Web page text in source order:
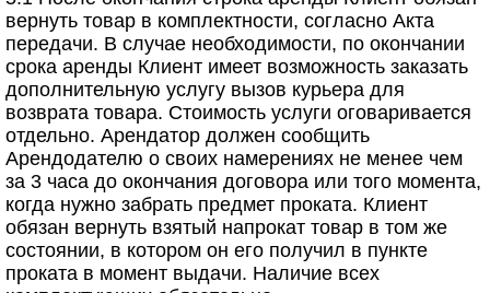
вернуть товар в комплектности, согласно Акта
передачи. В случае необходимости, по окончании
срока аренды Клиент имеет возможность заказать
дополнительную услугу вызов курьера для
возврата товара. Стоимость услуги оговаривается
отдельно. Арендатор должен сообщить
Арендодателю о своих намерениях не менее чем
за 3 часа до окончания договора или того момента,
когда нужно забрать предмет проката. Клиент
обязан вернуть взятый напрокат товар в том же
состоянии, в котором он его получил в пункте
проката в момент выдачи. Наличие всех